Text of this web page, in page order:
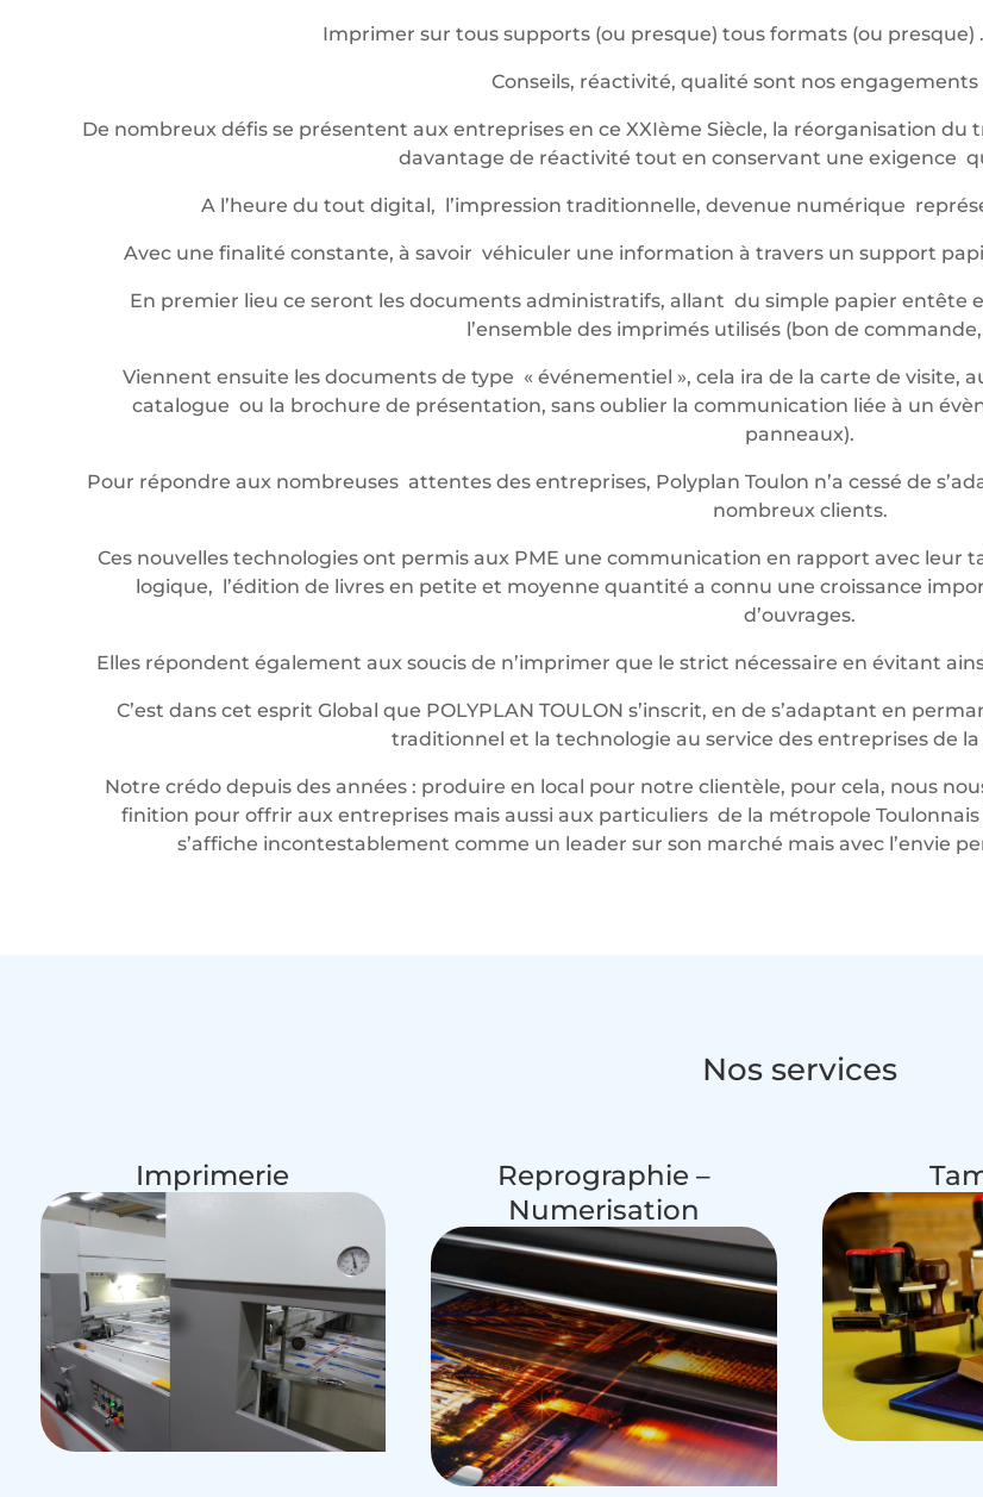
Imprimer sur tous supports (ou presque) tous formats (ou
Conseils, réactivité, qualité sont nos
De nombreux défis se présentent aux entreprises en ce XXIème Siècle, la réorganisation
davantage de réactivité tout en conservant une exigence
A l’heure du tout digital, l’impression traditionnelle, devenue numérique
Avec une finalité constante, à savoir véhiculer une information à travers un support
En premier lieu ce seront les documents administratifs, allant du simple papier entête
l’ensemble des imprimés utilisés (bon de
Viennent ensuite les documents de type « événementiel », cela ira de la carte de visite,
catalogue ou la brochure de présentation, sans oublier la communication liée à un
panneaux).
Pour répondre aux nombreuses attentes des entreprises, Polyplan Toulon n’a cessé de
nombreux clients.
Ces nouvelles technologies ont permis aux PME une communication en rapport avec
logique, l’édition de livres en petite et moyenne quantité a connu une croissance
d’ouvrages.
Elles répondent également aux soucis de n’imprimer que le strict nécessaire en évitant
C’est dans cet esprit Global que POLYPLAN TOULON s’inscrit, en de s’adaptant en
traditionnel et la technologie au service des entreprises de
Notre crédo depuis des années : produire en local pour notre clientèle, pour cela, nous
finition pour offrir aux entreprises mais aussi aux particuliers de la métropole Toulonnais
s’affiche incontestablement comme un leader sur son marché mais avec l’envie
Nos services
Imprimerie
Reprographie –
Numerisation